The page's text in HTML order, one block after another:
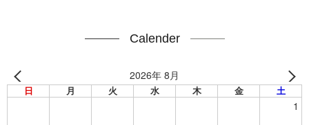
Calender
2026年 8月
日 月 火 水 木 金 土
1